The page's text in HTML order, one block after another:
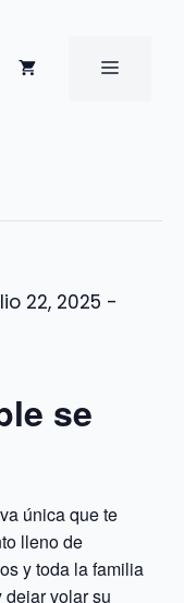
MENÚ
22, 2025 -
se
única que te
lleno de
y toda la familia
volar su